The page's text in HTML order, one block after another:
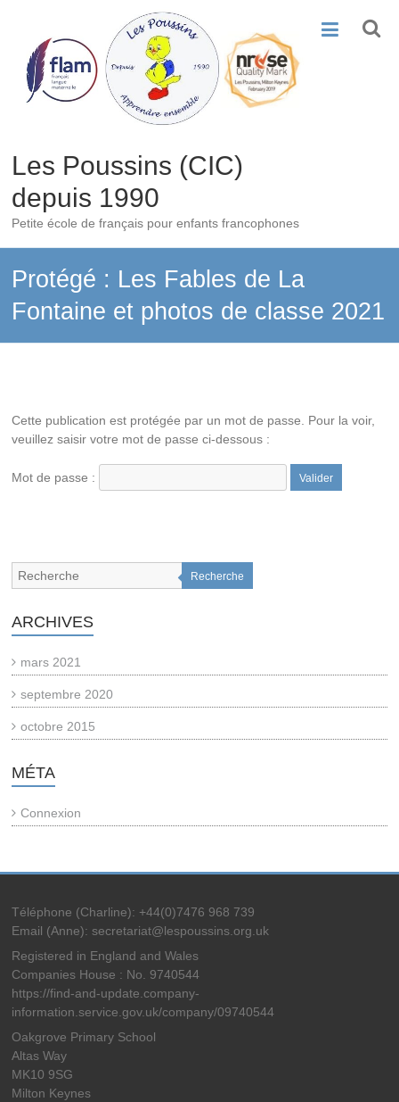
content
Les Poussins (CIC)
depuis 1990
Petite école de français pour enfants francophones
Protégé : Les Fables de La
Fontaine et photos de classe 2021
Cette publication est protégée par un mot de passe. Pour la voir,
veuillez saisir votre mot de passe ci-dessous :
Mot de passe :
Recherche
ARCHIVES
mars 2021
septembre 2020
octobre 2015
MÉTA
Connexion
Téléphone (Charline): +44(0)7476 968 739
Email (Anne): secretariat@lespoussins.org.uk
Registered in England and Wales
Companies House : No. 9740544
https://find-and-update.company-
information.service.gov.uk/company/09740544
Oakgrove Primary School
Altas Way
MK10 9SG
Milton Keynes